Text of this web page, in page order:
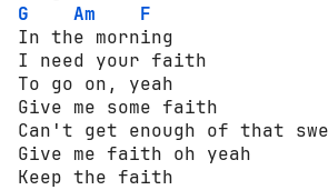
G
Am
F
In the morning
I need your faith
To go on, yeah
Give me some faith
Can't get enough of that
Give me faith oh yeah
Keep the faith